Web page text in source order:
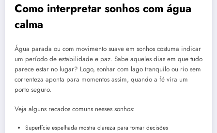
Como interpretar sonhos com água
calma
Água parada ou com movimento suave em sonhos costuma indicar
um período de estabilidade e paz. Sabe aqueles dias em que tudo
parece estar no lugar? Logo, sonhar com lago tranquilo ou rio sem
correnteza aponta para momentos assim, quando a fé vira um
porto seguro.
Veja alguns recados comuns nesses sonhos:
Superfície espelhada mostra clareza para tomar decisões